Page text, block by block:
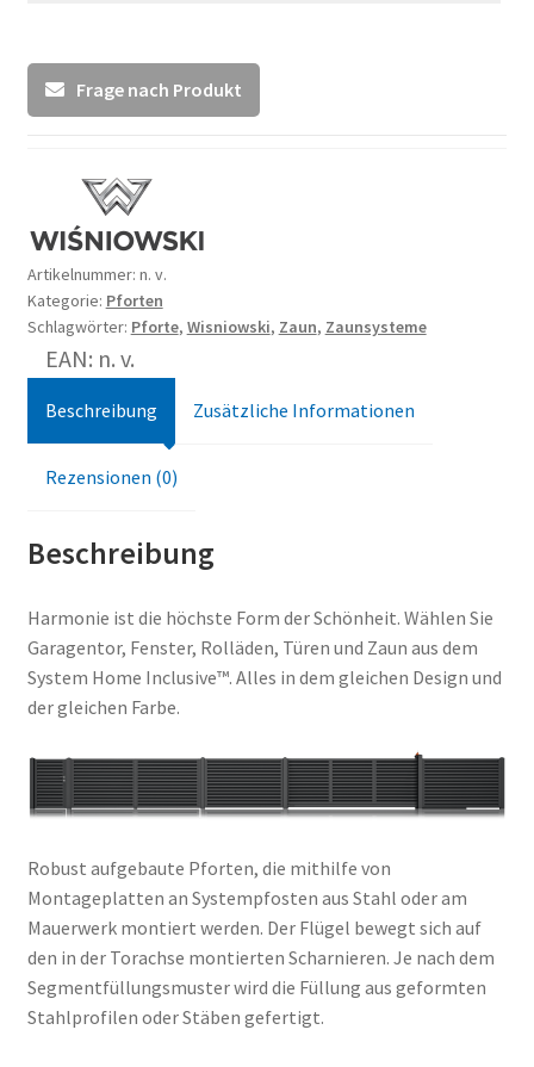
Frage nach Produkt
Artikelnummer: n. v.
Kategorie: Pforten
Schlagwörter: Pforte, Wisniowski, Zaun, Zaunsysteme
EAN: n. v.
Beschreibung Zusätzliche Informationen
Rezensionen (0)
Beschreibung
Harmonie ist die höchste Form der Schönheit. Wählen Sie
Garagentor, Fenster, Rolläden, Türen und Zaun aus dem
System Home Inclusive™. Alles in dem gleichen Design und
der gleichen Farbe.
Robust aufgebaute Pforten, die mithilfe von
Montageplatten an Systempfosten aus Stahl oder am
Mauerwerk montiert werden. Der Flügel bewegt sich auf
den in der Torachse montierten Scharnieren. Je nach dem
Segmentfüllungsmuster wird die Füllung aus geformten
Stahlprofilen oder Stäben gefertigt.